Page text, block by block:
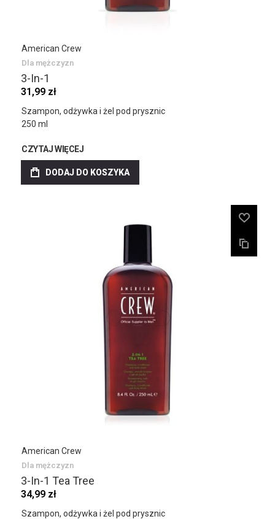
American Crew
Dla mężczyzn
3-In-1
31,99 zł
Szampon, odżywka i żel pod prysznic
250 ml
CZYTAJ WIĘCEJ
DODAJ DO KOSZYKA
American Crew
Dla mężczyzn
3-In-1 Tea Tree
34,99 zł
Szampon, odżywka i żel pod prysznic